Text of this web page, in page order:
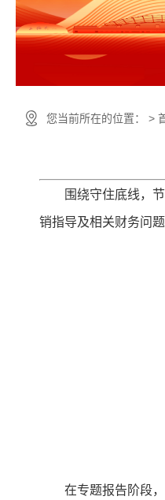
您当前所在的位置： >
围绕守住底线，节
销指导及相关财务问
在专题报告阶段，